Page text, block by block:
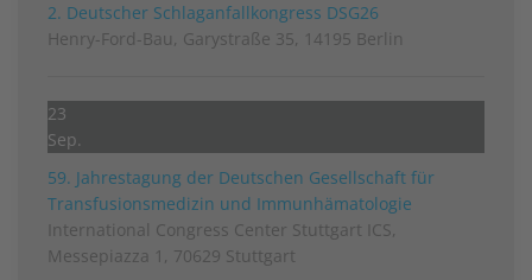
2. Deutscher Schlag­anfall­kongress DSG26
Henry-Ford-Bau, Garystraße 35, 14195 Berlin
23
Sep.
59. Jahrestagung der Deutschen Gesellschaft für
Transfusionsmedizin und Immunhämatologie
International Congress Center Stuttgart ICS,
Messepiazza 1, 70629 Stuttgart